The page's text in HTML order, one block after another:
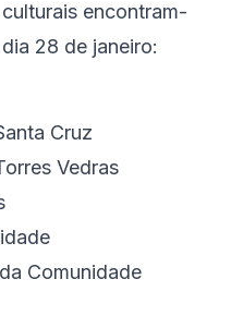
encontram-
28 de janeiro:
Cruz
Vedras
Comunidade